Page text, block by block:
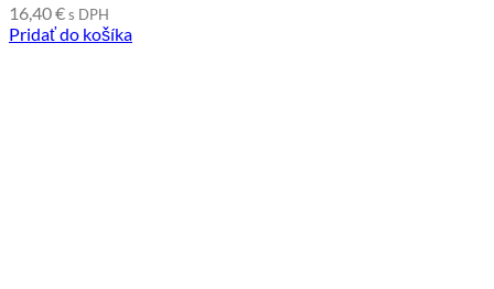
16,40€s DPH
Pridať do košíka